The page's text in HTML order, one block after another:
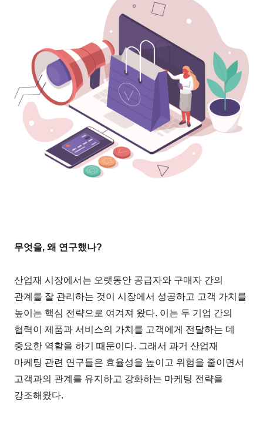
무엇을, 왜 연구했나?
산업재 시장에서는 오랫동안 공급자와 구매자 간의
관계를 잘 관리하는 것이 시장에서 성공하고 고객 가치를
높이는 핵심 전략으로 여겨져 왔다. 이는 두 기업 간의
협력이 제품과 서비스의 가치를 고객에게 전달하는 데
중요한 역할을 하기 때문이다. 그래서 과거 산업재
마케팅 관련 연구들은 효율성을 높이고 위험을 줄이면서
고객과의 관계를 유지하고 강화하는 마케팅 전략을
강조해왔다.